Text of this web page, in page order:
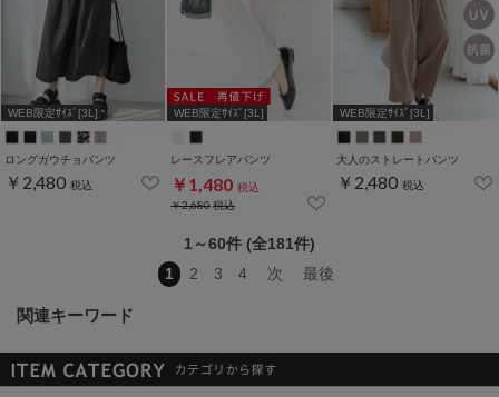
WEB限定ｻｲｽﾞ[3L]
ロングガウチョパンツ
￥2,480 税込
WEB限定ｻｲｽﾞ[3L]
レースフレアパンツ
￥1,480 税込
￥2,680税込
WEB限定ｻｲｽﾞ[3L]
大人のストレートパンツ
￥2,480 税込
1～60件 (全181件)
1
2 3 4 次 最後
関連キーワード